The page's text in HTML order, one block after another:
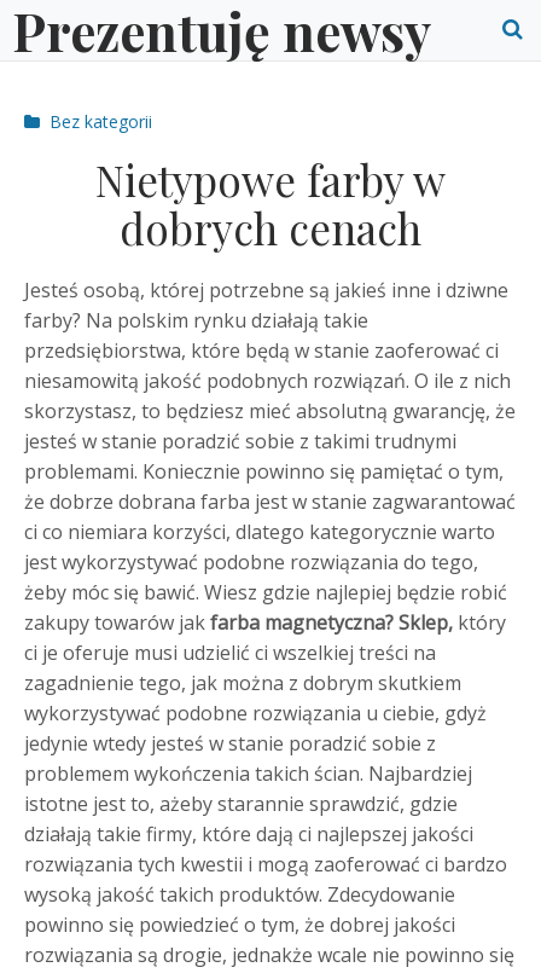
Skip
toPrezentuję newsy
Post
Bez kategorii
Nietypowe farby w
dobrych cenach
Jesteś osobą, której potrzebne są jakieś inne i dziwne
farby? Na polskim rynku działają takie
przedsiębiorstwa, które będą w stanie zaoferować ci
niesamowitą jakość podobnych rozwiązań. O ile z nich
skorzystasz, to będziesz mieć absolutną gwarancję, że
jesteś w stanie poradzić sobie z takimi trudnymi
problemami. Koniecznie powinno się pamiętać o tym,
że dobrze dobrana farba jest w stanie zagwarantować
ci co niemiara korzyści, dlatego kategorycznie warto
jest wykorzystywać podobne rozwiązania do tego,
żeby móc się bawić. Wiesz gdzie najlepiej będzie robić
zakupy towarów jakfarba magnetyczna? Sklep, który
ci je oferuje musi udzielić ci wszelkiej treści na
zagadnienie tego, jak można z dobrym skutkiem
wykorzystywać podobne rozwiązania u ciebie, gdyż
jedynie wtedy jesteś w stanie poradzić sobie z
problemem wykończenia takich ścian. Najbardziej
istotne jest to, ażeby starannie sprawdzić, gdzie
działają takie firmy, które dają ci najlepszej jakości
rozwiązania tych kwestii i mogą zaoferować ci bardzo
wysoką jakość takich produktów. Zdecydowanie
powinno się powiedzieć o tym, że dobrej jakości
rozwiązania są drogie, jednakże wcale nie powinno się